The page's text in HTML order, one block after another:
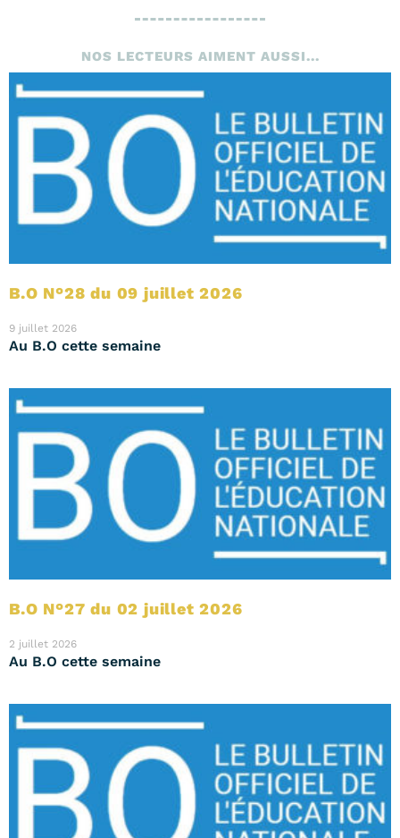
NOS LECTEURS AIMENT AUSSI...
B.O N°28 du 09 juillet 2026
9 juillet 2026
Au B.O cette semaine
B.O N°27 du 02 juillet 2026
2 juillet 2026
Au B.O cette semaine